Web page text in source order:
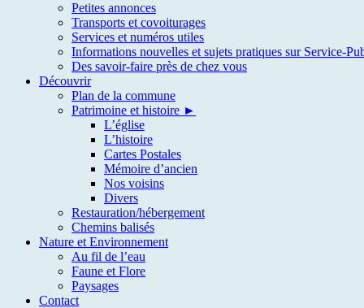
Petites annonces
Transports et covoiturages
Services et numéros utiles
Informations nouvelles et sujets pratiques sur Service-
Des savoir-faire près de chez vous
Découvrir
Plan de la commune
Patrimoine et histoire ►
L’église
L’histoire
Cartes Postales
Mémoire d’ancien
Nos voisins
Divers
Restauration/hébergement
Chemins balisés
Nature et Environnement
Au fil de l’eau
Faune et Flore
Paysages
Contact